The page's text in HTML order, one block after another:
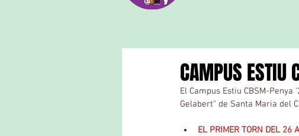
CAMPUS ESTIU
El Campus Estiu CBSM-
Gelabert" de Santa Maria del
EL PRIMER TORN DEL 26